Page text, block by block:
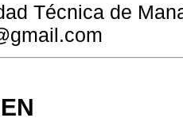
Técnica de